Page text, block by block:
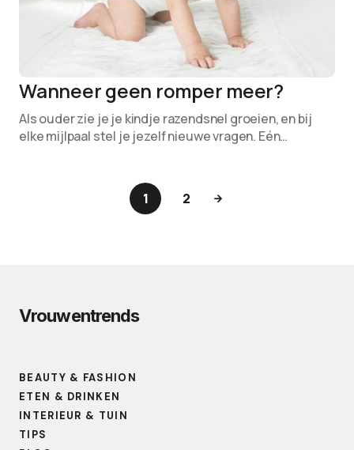
Wanneer geen romper meer?
Als ouder zie je je kindje razendsnel groeien, en bij
elke mijlpaal stel je jezelf nieuwe vragen. Eén…
1 2
Vrouwentrends
BEAUTY & FASHION
ETEN & DRINKEN
INTERIEUR & TUIN
TIPS